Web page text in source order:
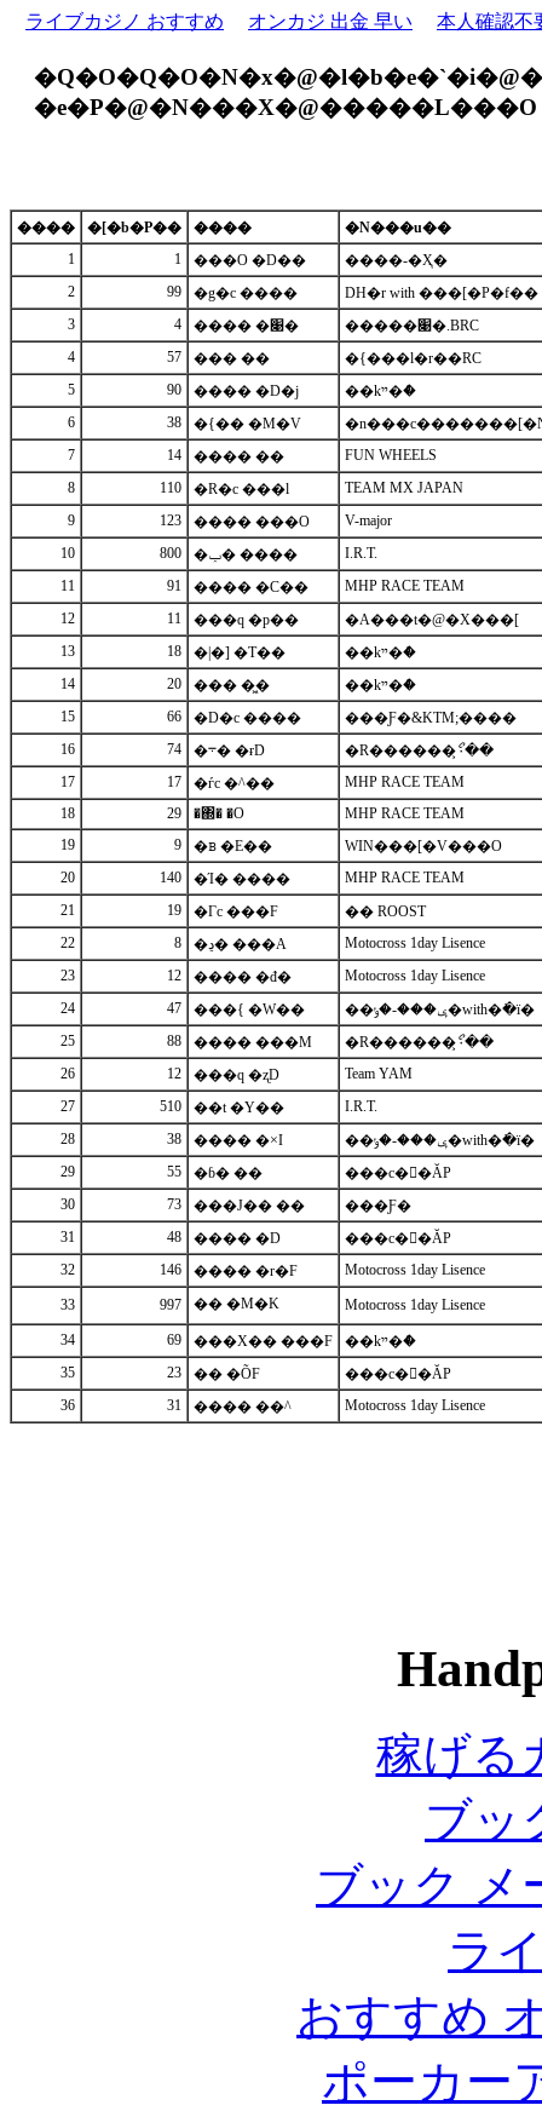
ライブカジノ おすすめ オンカジ 出金 早い 本人確認不
�e�P�@�N���X�@�����L���O
���� �[�b�P�� ����
�N���u��
1
1 ���O �D��
����-�Ҳ�
2
99 �g�c ����
DH�r with ���[�P�f��
3
4 ���� �׉�
�����׉�.BRC
4
57 ��� ��
�{���l�r��RC
5
90 ���� �D�j
��kײ�ް�
6
38 �{�� �M�V
7
14 ���� ��
FUN WHEELS
8
110 �R�c ���l
TEAM MX JAPAN
9
123 ���� ���O
V-major
10
800 �ݕ� ����
I.R.T.
11
91 ���� �C��
MHP RACE TEAM
12
11 ���q �p��
�A���t�@�X���[
13
18 �|�] �T��
��kײ�ް�
14
20 ��� �͖�
��kײ�ް�
15
66 �D�c ����
���Ƒ�&KTM;����
16
74 �܋� �ɍD
�R������ޯ̧۰��
17
17 �ѓc �^��
MHP RACE TEAM
18
29 �΍� �O
MHP RACE TEAM
19
9 �ᏼ �E��
WIN���[�V���O
20
140 �Ί� ����
MHP RACE TEAM
21
19 �Γc ���F
�� ROOST
22
8 �ڍ� ���A
Motocross 1day Lisence
23
12 ���� �đ�
Motocross 1day Lisence
24
47 ���{ �W��
��ݷ���-�ݸ�with�߭�ï�
25
88 ���� ���M
�R������ޯ̧۰��
26
12 ���q �ʐD
Team YAM
27
510 ��t �Y��
I.R.T.
28
38 ���� �×I
��ݷ���-�ݸ�with�߭�ï�
29
55 �ɓ� ��
���c��ٰĂP
30
73 ���J�� ��
���Ƒ�
31
48 ���� �D
���c��ٰĂP
32
146 ���� �r�F Motocross 1day Lisence
33 997 �� �M�K Motocross 1day Lisence
34 69 ���X�� ���F
��kײ�ް�
35
23 �� �ÕF
���c��ٰĂP
36
31 ���� ��^ Motocross 1day Lisence
稼げる
ブッ
ブック メ
ラ
おすすめ
ポーカー